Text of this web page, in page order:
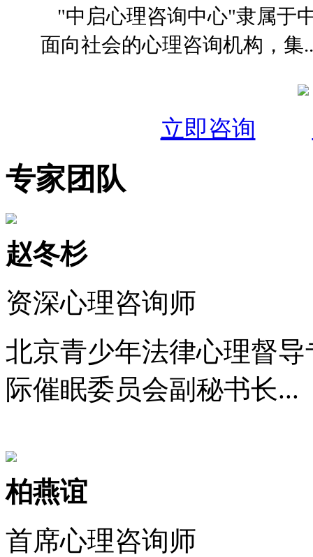
"中启心理咨询中心"隶属于
面向社会的心理咨询机构，集
立即咨询
专家团队
赵冬杉
资深心理咨询师
北京青少年法律心理督
际催眠委员会副秘书长...
柏燕谊
首席心理咨询师